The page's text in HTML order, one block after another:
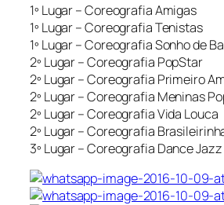
1º Lugar – Coreografia Amigas
1º Lugar – Coreografia Tenistas
1º Lugar – Coreografia Sonho de
2º Lugar – Coreografia PopStar
2º Lugar – Coreografia Primeiro
2º Lugar – Coreografia Meninas
2º Lugar – Coreografia Vida Louca
2º Lugar – Coreografia
3º Lugar – Coreografia Dance Jazz